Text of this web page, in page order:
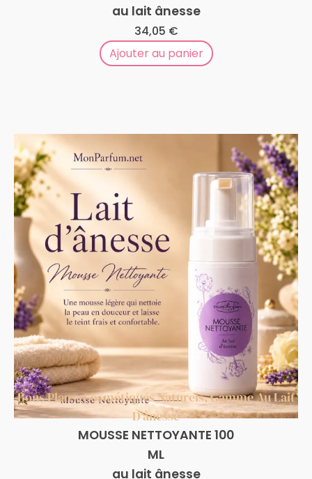
au lait ânesse
34,05 €
Ajouter au panier
Bons Plans,Cosmétiques Naturels,Gamme Au Lait
D'ânesse
MOUSSE NETTOYANTE 100
ML
au lait ânesse